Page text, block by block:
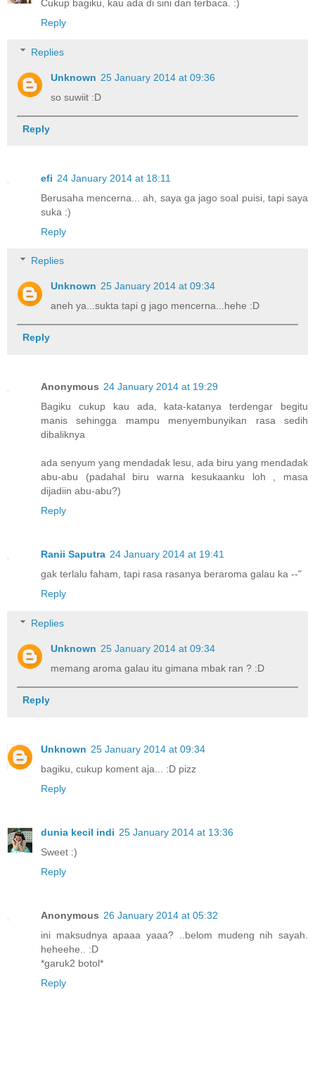
Cukup bagiku, kau ada di sini dan terbaca. :)
Reply
Replies
Unknown 25 January 2014 at 09:36
so suwiit :D
Reply
efi 24 January 2014 at 18:11
Berusaha mencerna... ah, saya ga jago soal puisi, tapi saya
suka :)
Reply
Replies
Unknown 25 January 2014 at 09:34
aneh ya...sukta tapi g jago mencerna...hehe :D
Reply
Anonymous 24 January 2014 at 19:29
Bagiku cukup kau ada, kata-katanya terdengar begitu
manis sehingga mampu menyembunyikan rasa sedih
dibaliknya
ada senyum yang mendadak lesu, ada biru yang mendadak
abu-abu (padahal biru warna kesukaanku loh , masa
dijadiin abu-abu?)
Reply
Ranii Saputra 24 January 2014 at 19:41
gak terlalu faham, tapi rasa rasanya beraroma galau ka --"
Reply
Replies
Unknown 25 January 2014 at 09:34
memang aroma galau itu gimana mbak ran ? :D
Reply
Unknown 25 January 2014 at 09:34
bagiku, cukup koment aja... :D pizz
Reply
dunia kecil indi 25 January 2014 at 13:36
Sweet :)
Reply
Anonymous 26 January 2014 at 05:32
ini maksudnya apaaa yaaa? ..belom mudeng nih sayah.
heheehe.. :D
*garuk2 botol*
Reply